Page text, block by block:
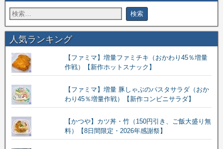
人気ランキング
【ファミマ】増量ファミチキ（おかわり45％増量
作戦）【新作ホットスナック】
【ファミマ】増量 豚しゃぶのパスタサラダ（おか
わり45％増量作戦）【新作コンビニサラダ】
【かつや】カツ丼・竹（150円引き、ご飯大盛り無
料）【8日間限定・2026年感謝祭】